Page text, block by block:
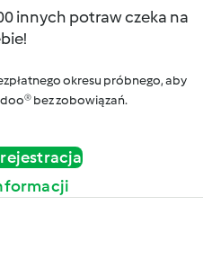
innych potraw czeka na
okresu próbnego, aby
bez zobowiązań.
rejestracja